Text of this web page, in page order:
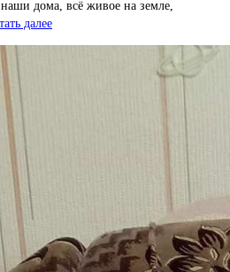
дома, всё живое на земле,
далее